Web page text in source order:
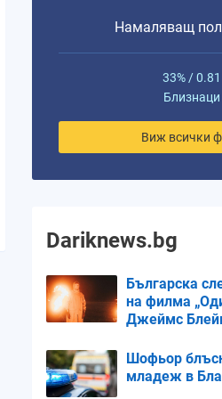
Намаляващ
33% / 0.81
Близнаци
Виж всички
Dariknews.bg
Българска
на филма
Джеймс
Шофьор
младеж в